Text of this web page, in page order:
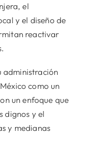
el
y el diseño de
reactivar
administración
como un
un enfoque que
dignos y el
y medianas